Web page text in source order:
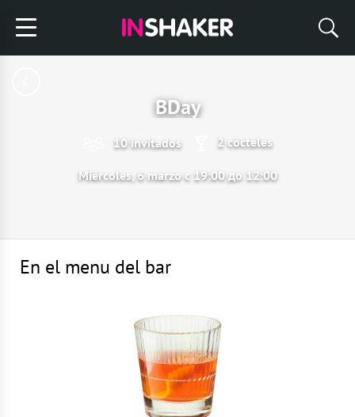
BDay
10 invitados 2 cócteles
Miércoles, 6 marzo с 19:00 до 12:00
En el menu del bar